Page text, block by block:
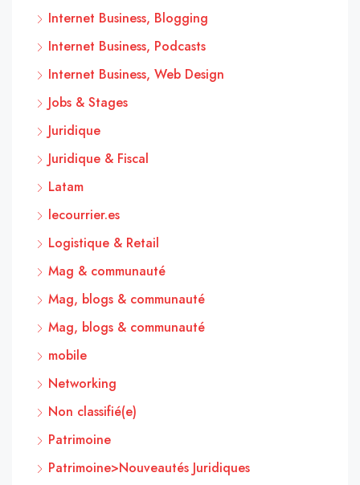
Internet Business, Blogging
Internet Business, Podcasts
Internet Business, Web Design
Jobs & Stages
Juridique
Juridique & Fiscal
Latam
lecourrier.es
Logistique & Retail
Mag & communauté
Mag, blogs & communauté
Mag, blogs & communauté
mobile
Networking
Non classifié(e)
Patrimoine
Patrimoine>Nouveautés Juridiques